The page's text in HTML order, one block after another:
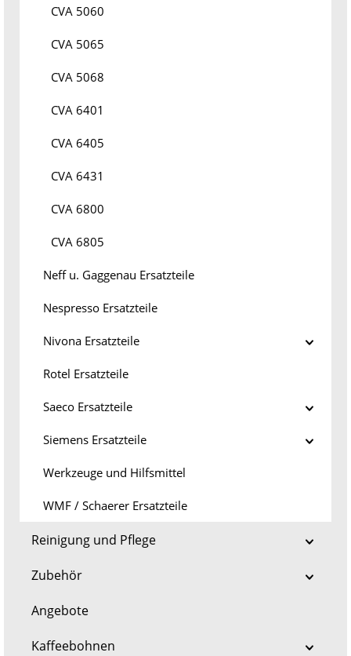
CVA 5060
CVA 5065
CVA 5068
CVA 6401
CVA 6405
CVA 6431
CVA 6800
CVA 6805
Neff u. Gaggenau Ersatzteile
Nespresso Ersatzteile
Nivona Ersatzteile
Rotel Ersatzteile
Saeco Ersatzteile
Siemens Ersatzteile
Werkzeuge und Hilfsmittel
WMF / Schaerer Ersatzteile
Reinigung und Pflege
Zubehör
Angebote
Kaffeebohnen